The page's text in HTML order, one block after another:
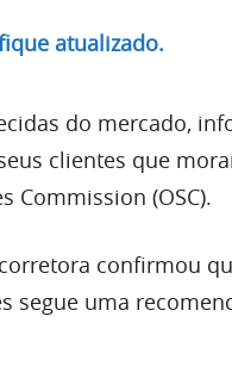
atualizado.
do mercado,
clientes que
Commission (OSC).
confirmou
segue uma